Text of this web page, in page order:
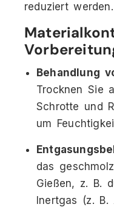
reduziert werden.
Behandlung
Trocknen Sie
Schrotte und
um
das
Gießen, z. B.
Inertgas (z. B.